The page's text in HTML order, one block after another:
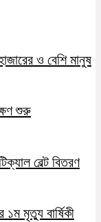
ও বেশি মানুষ
শুরু
বেল্ট বিতরণ
১ম মৃত্যু বার্ষিকী